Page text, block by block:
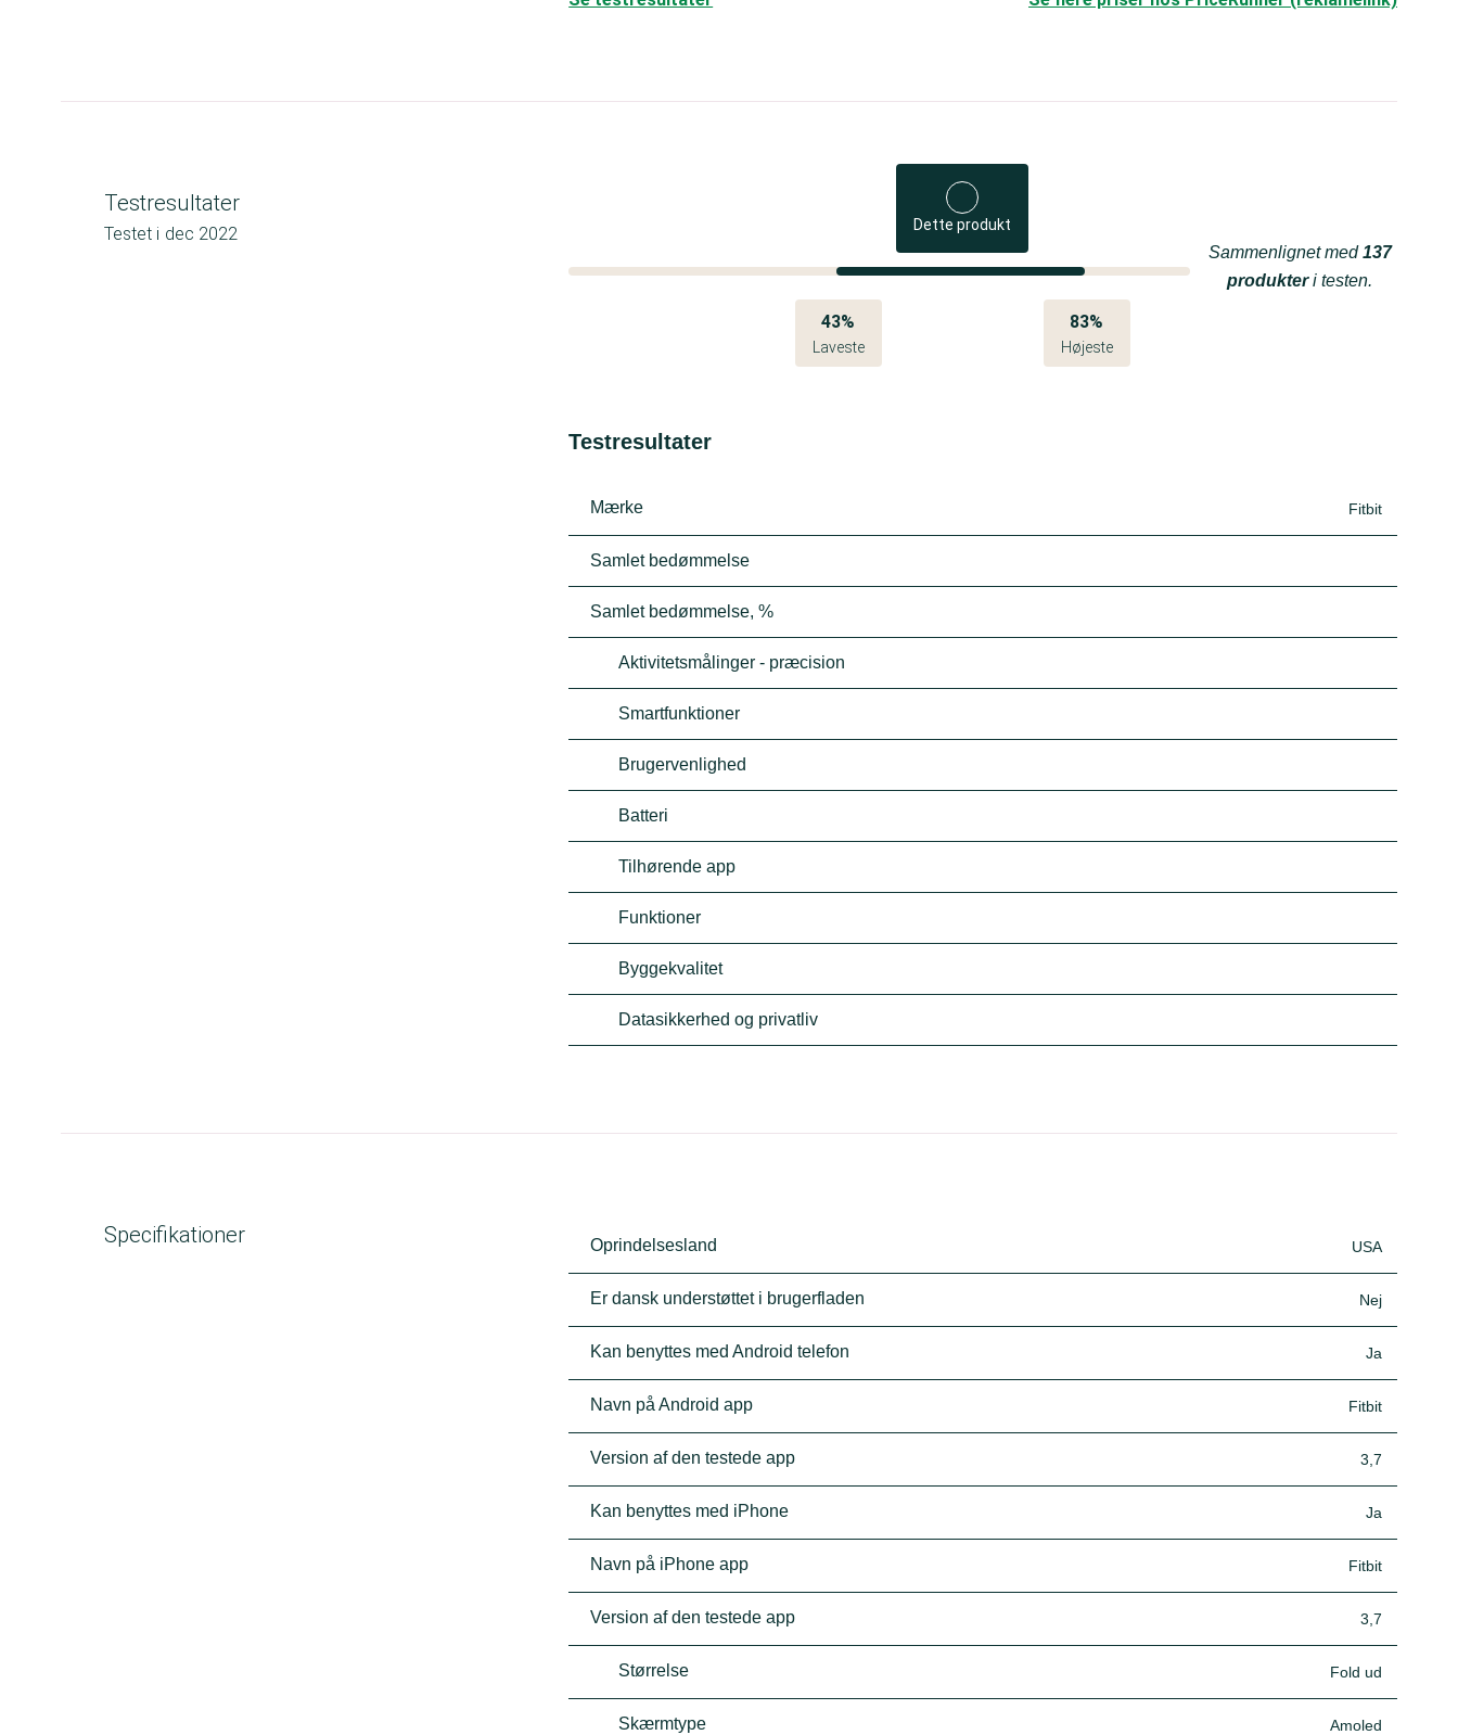
Testresultater
Testet i dec 2022 Dette produkt
43%
Laveste
83%
Højeste
Sammenlignet med137
produkteri testen.
Testresultater
Mærke Fitbit
Samlet bedømmelse
Samlet bedømmelse, %
Aktivitetsmålinger - præcision
Smartfunktioner
Brugervenlighed
Batteri
Tilhørende app
Funktioner
Byggekvalitet
Datasikkerhed og privatliv
Specifikationer Oprindelsesland USA
Er dansk understøttet i brugerfladen Nej
Kan benyttes med Android telefon Ja
Navn på Android app Fitbit
Version af den testede app 3,7
Kan benyttes med iPhone Ja
Navn på iPhone app Fitbit
Version af den testede app 3,7
Størrelse Fold ud
Skærmtype Amoled